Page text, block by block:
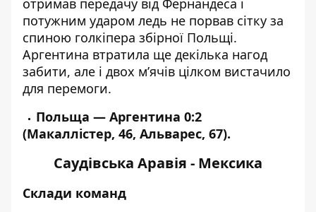
отримав передачу від Фернандеса і
потужним ударом ледь не порвав сітку за
спиною голкіпера збірної Польщі.
Аргентина втратила ще декілька нагод
забити, але і двох м’ячів цілком вистачило
для перемоги.
Польща — Аргентина 0:2
(Макаллістер, 46, Альварес, 67).
Саудівська Аравія - Мексика
Склади команд